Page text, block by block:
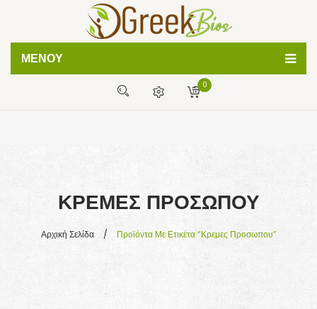
ΜΕΝΟΎ
ΒΟΗΘΕΙΑ
ΣΥΧΝΕΣ ΕΡΩΤΗΣΕΙΣ
0
ΚΡΕΜΕΣ ΠΡΟΣΩΠΟΥ
Αρχική Σελίδα / Προϊόντα Με Ετικέτα “κρεμες Προσωπου”